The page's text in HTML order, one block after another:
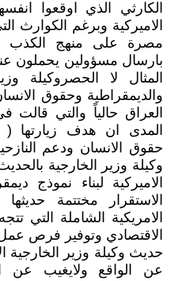
الكارثي الذي اوقعوا
الاميركية وبرغم الكوارث
مصرة على منهج الكذب
بارسال مسؤولين يحملون
المثال لا الحصروكيلة
والديمقراطية وحقوق
العراق حالياً والتي
المدى ان هدف زيارتها (
حقوق الانسان ودعم
وكيلة وزير الخارجية
الاميركية لبناء نموذج
الاستقرار مختتمة
الامريكية الشاملة التي
الاقتصادي وتوفير فرص
حديث وكيلة وزير الخارجية
عن الواقع ولايغيب عن